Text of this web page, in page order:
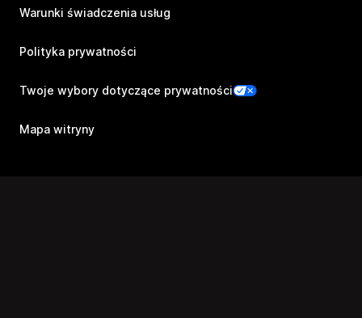
Warunki świadczenia usług
Polityka prywatności
Twoje wybory dotyczące prywatności
Mapa witryny